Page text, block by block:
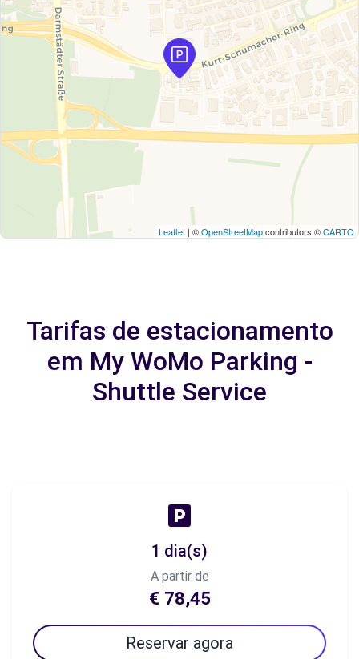
Leaflet | ©OpenStreetMapcontributors ©CARTO
Tarifas de estacionamento
em My WoMo Parking -
Shuttle Service
1 dia(s)
A partir de
€ 78,45
Reservar agora